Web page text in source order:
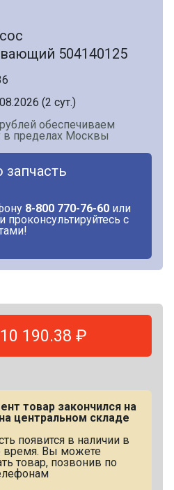
504140125
(2 сут.)
обеспечиваем
в пределах Москвы
запчасть
8-800 770-76-60 или
и проконсультируйтесь с
190.38 ₽
товар закончился на
центральном складе
появится в наличии в
Вы можете
товар, позвонив по